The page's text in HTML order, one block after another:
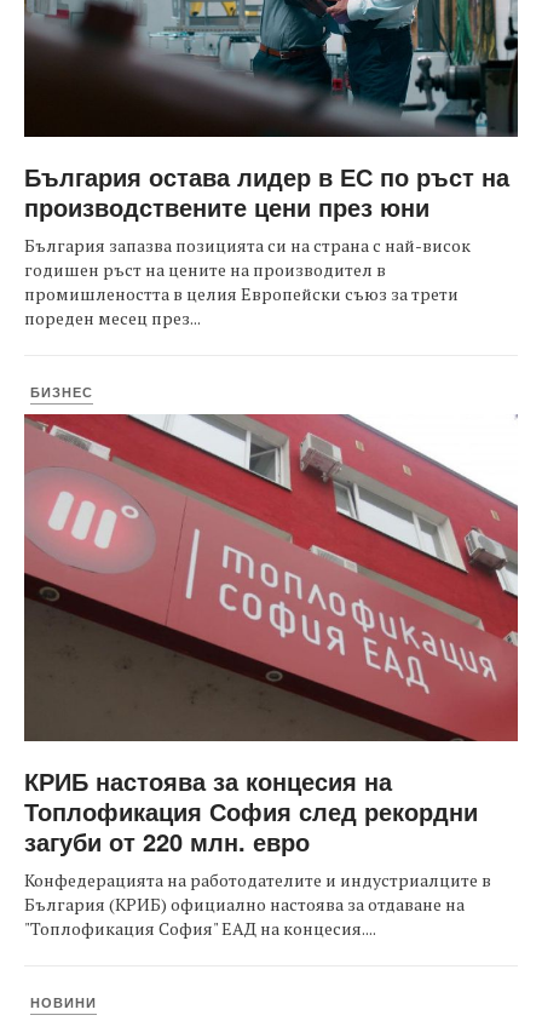
България остава лидер в ЕС по ръст на
производствените цени през юни
България запазва позицията си на страна с най-висок
годишен ръст на цените на производител в
промишлеността в целия Европейски съюз за трети
пореден месец през...
БИЗНЕС
КРИБ настоява за концесия на
Топлофикация София след рекордни
загуби от 220 млн. евро
Конфедерацията на работодателите и индустриалците в
България (КРИБ) официално настоява за отдаване на
"Топлофикация София" ЕАД на концесия....
НОВИНИ